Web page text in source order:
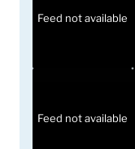
Feed not available
Feed not available